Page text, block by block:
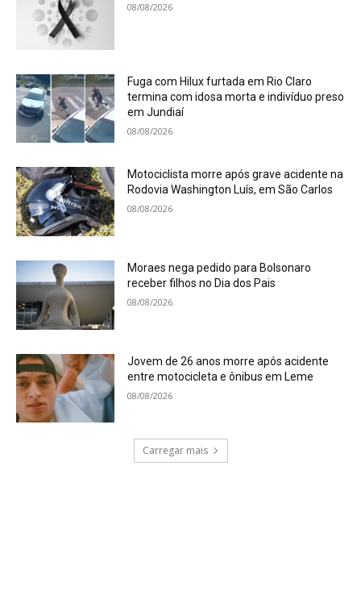
08/08/2026
Fuga com Hilux furtada em Rio Claro
termina com idosa morta e indivíduo preso
em Jundiaí
08/08/2026
Motociclista morre após grave acidente na
Rodovia Washington Luís, em São Carlos
08/08/2026
Moraes nega pedido para Bolsonaro
receber filhos no Dia dos Pais
08/08/2026
Jovem de 26 anos morre após acidente
entre motocicleta e ônibus em Leme
08/08/2026
Carregar mais